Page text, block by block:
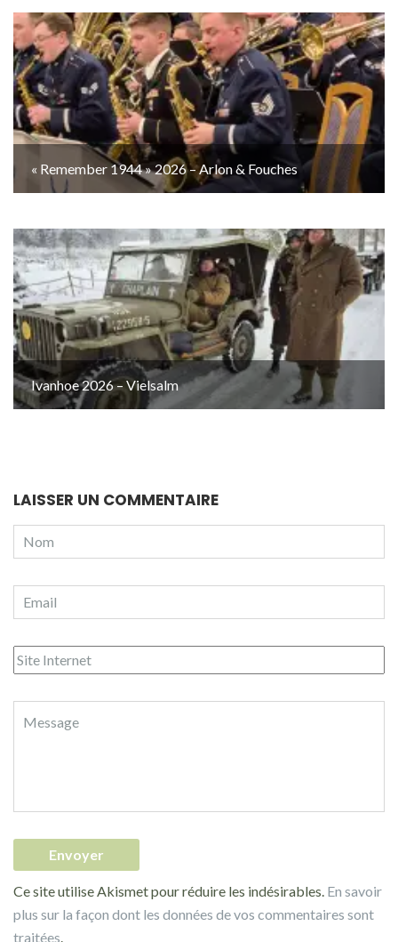
« Remember 1944 » 2026 – Arlon & Fouches
Ivanhoe 2026 – Vielsalm
LAISSER UN COMMENTAIRE
Ce site utilise Akismet pour réduire les indésirables. En savoir
plus sur la façon dont les données de vos commentaires sont
traitées